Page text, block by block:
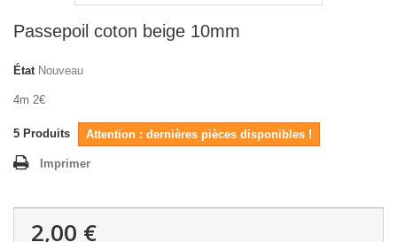
Passepoil coton beige 10mm
État Nouveau
4m 2€
5 Produits Attention : dernières pièces disponibles !
Imprimer
2,00 €